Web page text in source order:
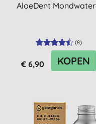
AloeDent Mondwater
(8)
€ 6,90 KOPEN